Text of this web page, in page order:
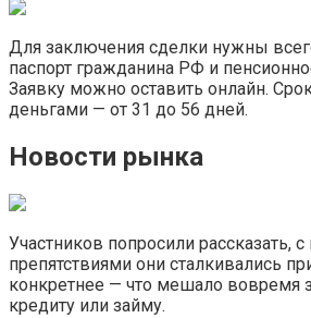
Для заключения сделки нужны
паспорт гражданина РФ и
Заявку можно оставить онлайн.
деньгами — от 31 до 56 дней.
Новости рынка
Участников попросили рассказать,
препятствиями они сталкивались
конкретнее — что мешало вовремя
кредиту или займу.